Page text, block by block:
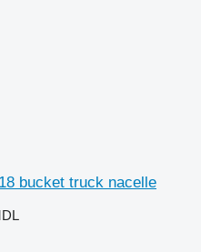
bucket truck nacelle